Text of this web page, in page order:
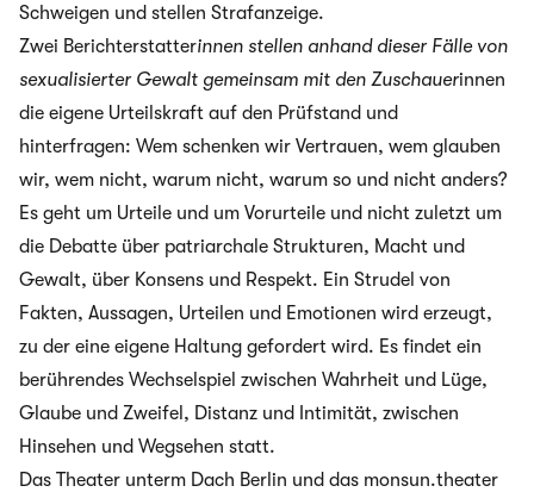
Schweigen und stellen Strafanzeige.
Zwei Berichterstatterinnen stellen anhand dieser Fälle von
sexualisierter Gewalt gemeinsam mit den Zuschauerinnen
die eigene Urteilskraft auf den Prüfstand und
hinterfragen: Wem schenken wir Vertrauen, wem glauben
wir, wem nicht, warum nicht, warum so und nicht anders?
Es geht um Urteile und um Vorurteile und nicht zuletzt um
die Debatte über patriarchale Strukturen, Macht und
Gewalt, über Konsens und Respekt. Ein Strudel von
Fakten, Aussagen, Urteilen und Emotionen wird erzeugt,
zu der eine eigene Haltung gefordert wird. Es findet ein
berührendes Wechselspiel zwischen Wahrheit und Lüge,
Glaube und Zweifel, Distanz und Intimität, zwischen
Hinsehen und Wegsehen statt.
Das Theater unterm Dach Berlin und das monsun.theater